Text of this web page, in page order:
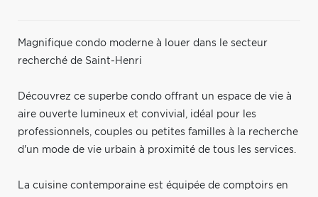
Magnifique condo moderne à louer dans le secteur
recherché de Saint-Henri
Découvrez ce superbe condo offrant un espace de vie à
aire ouverte lumineux et convivial, idéal pour les
professionnels, couples ou petites familles à la recherche
d'un mode de vie urbain à proximité de tous les services.
La cuisine contemporaine est équipée de comptoirs en